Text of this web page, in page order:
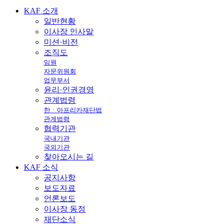
KAF 소개
일반현황
이사장 인사말
미션·비전
조직도
임원
자문위원회
업무부서
윤리·인권경영
관계법령
한ㆍ아프리카재단법
관계법령
협력기관
국내기관
국외기관
찾아오시는 길
KAF 소식
공지사항
보도자료
언론보도
이사장 동정
재단소식